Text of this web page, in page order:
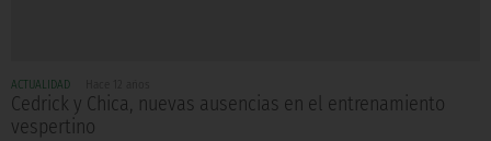
ACTUALIDAD
Cedrick y Chica, nuevas ausencias en el entrenamiento
vespertino